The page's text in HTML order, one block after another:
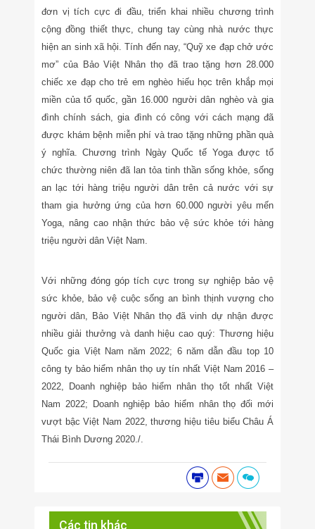
đơn vị tích cực đi đầu, triển khai nhiều chương trình
cộng đồng thiết thực, chung tay cùng nhà nước thực
hiện an sinh xã hội. Tính đến nay, “Quỹ xe đạp chở ước
mơ” của Bảo Việt Nhân thọ đã trao tặng hơn 28.000
chiếc xe đạp cho trẻ em nghèo hiếu học trên khắp mọi
miền của tổ quốc, gần 16.000 người dân nghèo và gia
đình chính sách, gia đình có công với cách mạng đã
được khám bệnh miễn phí và trao tặng những phần quà
ý nghĩa. Chương trình Ngày Quốc tế Yoga được tổ
chức thường niên đã lan tỏa tinh thần sống khỏe, sống
an lạc tới hàng triệu người dân trên cả nước với sự
tham gia hưởng ứng của hơn 60.000 người yêu mến
Yoga, nâng cao nhận thức bảo vệ sức khỏe tới hàng
triệu người dân Việt Nam.
Với những đóng góp tích cực trong sự nghiệp bảo vệ
sức khỏe, bảo vệ cuộc sống an bình thịnh vượng cho
người dân, Bảo Việt Nhân thọ đã vinh dự nhận được
nhiều giải thưởng và danh hiệu cao quý: Thương hiệu
Quốc gia Việt Nam năm 2022; 6 năm dẫn đầu top 10
công ty bảo hiểm nhân thọ uy tín nhất Việt Nam 2016 –
2022, Doanh nghiệp bảo hiểm nhân thọ tốt nhất Việt
Nam 2022; Doanh nghiệp bảo hiểm nhân thọ đối mới
vượt bậc Việt Nam 2022, thương hiệu tiêu biểu Châu Á
Thái Bình Dương 2020./.
Các tin khác